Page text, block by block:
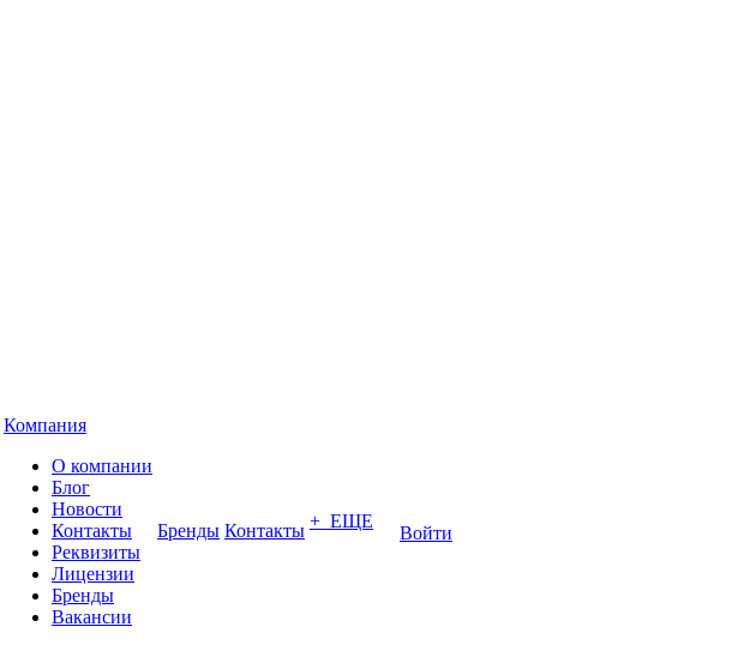
Компания
О компании
Блог
Новости
Контакты
Реквизиты
Лицензии
Бренды
Вакансии
Бренды Контакты + ЕЩЕ
Войти